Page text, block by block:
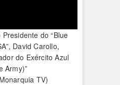
do “Blue
David Carollo,
do Exército Azul
Army)”
TV)